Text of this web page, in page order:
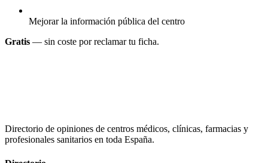
Mejorar la información pública del centro
Gratis — sin coste por reclamar tu ficha.
Directorio de opiniones de centros médicos, clínicas, farmacias y
profesionales sanitarios en toda España.